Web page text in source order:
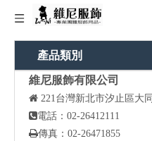
產品類別
維尼服飾有限公司
 221台灣新北市汐止區大
電話：02-26412111
傳真：02-26471855